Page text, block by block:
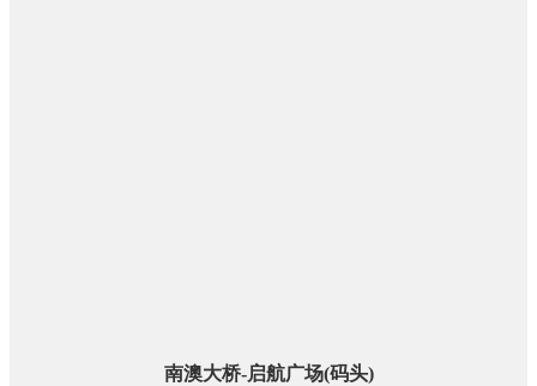
南澳大桥-启航广场(码头)